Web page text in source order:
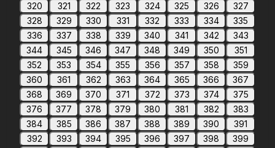
320
321 322 323 324 325 326
327
328
329 330 331 332 333 334
335
336
337 338 339 340 341 342
343
344
345 346 347 348 349 350
351
352
353 354 355 356 357 358
359
360
361 362 363 364 365 366
367
368
369 370 371 372 373 374
375
376
377 378 379 380 381 382
383
384
385 386 387 388 389 390
391
392
393 394 395 396 397 398 399